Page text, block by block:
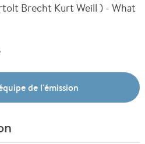
Brecht Kurt Weill ) - What
de l'émission